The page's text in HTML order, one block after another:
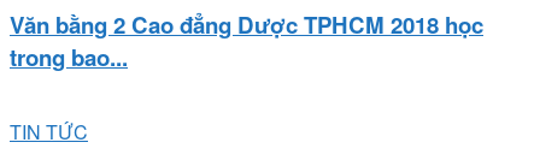
Văn bằng 2 Cao đẳng Dược TPHCM 2018 học
trong bao...
TIN TỨC